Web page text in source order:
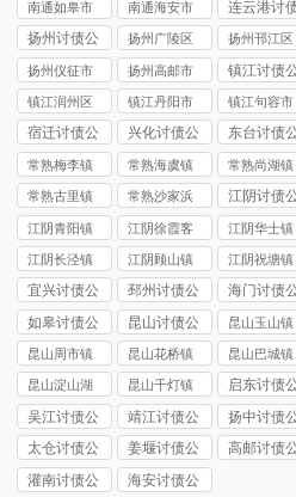
南通如皋市
讨债公司
南通海安市
讨债公司
连云港讨
公司
扬州讨债公
司
扬州广陵区
讨债公司
扬州邗江区
讨债公司
扬州仪征市
讨债公司
扬州高邮市
讨债公司
镇江讨债
司
镇江润州区
讨债公司
镇江丹阳市
讨债公司
镇江句容市
讨债公司
宿迁讨债公
司
兴化讨债公
司
东台讨债
司
常熟梅李镇
讨债公司
常熟海虞镇
讨债公司
常熟尚湖镇
讨债公司
常熟古里镇
讨债公司
常熟沙家浜
镇讨债公司
江阴讨债
司
江阴青阳镇
讨债公司
江阴徐霞客
镇讨债公司
江阴华士镇
讨债公司
江阴长泾镇
讨债公司
江阴顾山镇
讨债公司
江阴祝塘镇
讨债公司
宜兴讨债公
司
邳州讨债公
司
海门讨债
司
如皋讨债公
司
昆山讨债公
司
昆山玉山镇
讨债公司
昆山周市镇
讨债公司
昆山花桥镇
讨债公司
昆山巴城镇
讨债公司
昆山淀山湖
镇讨债公司
昆山千灯镇
讨债公司
启东讨债
司
吴江讨债公
司
靖江讨债公
司
扬中讨债
司
太仓讨债公
司
姜堰讨债公
司
高邮讨债
灌南讨债公
海安讨债公